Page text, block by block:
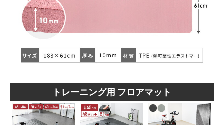
トレーニング用 フロアマット